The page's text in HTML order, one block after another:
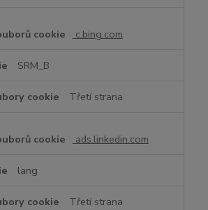
c.bing.com
SRM_B
Třetí strana
ads.linkedin.com
lang
Třetí strana